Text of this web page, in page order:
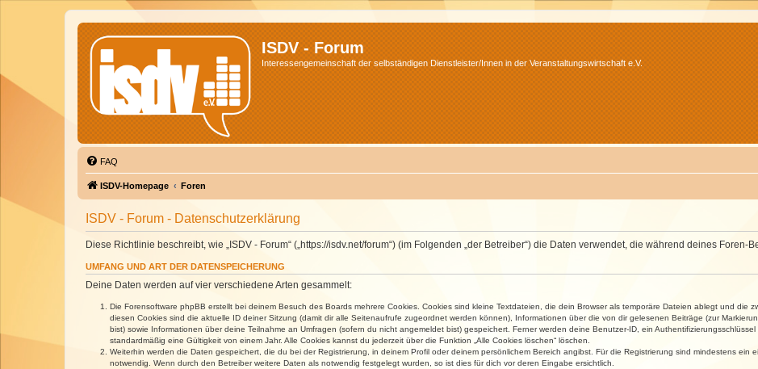
ISDV - Forum
Interessengemeinschaft der selbständigen Dienstleister/Innen in der Veranstaltungswirtschaft e.V.
FAQ
ISDV-Homepage Foren
ISDV - Forum - Datenschutzerklärung
Diese Richtlinie beschreibt, wie „ISDV - Forum“ („https://isdv.net/forum“) (im Folgenden „der Betreiber“) die Daten verwendet, die während deines Foren-
UMFANG UND ART DER DATENSPEICHERUNG
Deine Daten werden auf vier verschiedene Arten gesammelt:
Die Forensoftware phpBB erstellt bei deinem Besuch des Boards mehrere Cookies. Cookies sind kleine Textdateien, die dein Browser als temporäre Dateien ablegt und die
diesen Cookies sind die aktuelle ID deiner Sitzung (damit dir alle Seitenaufrufe zugeordnet werden können), Informationen über die von dir gelesenen Beiträge (zur
bist) sowie Informationen über deine Teilnahme an Umfragen (sofern du nicht angemeldet bist) gespeichert. Ferner werden deine Benutzer-ID, ein
standardmäßig eine Gültigkeit von einem Jahr. Alle Cookies kannst du jederzeit über die Funktion „Alle Cookies löschen“ löschen.
Weiterhin werden die Daten gespeichert, die du bei der Registrierung, in deinem Profil oder deinem persönlichem Bereich angibst. Für die Registrierung sind mindestens ein
notwendig. Wenn durch den Betreiber weitere Daten als notwendig festgelegt wurden, so ist dies für dich vor deren Eingabe ersichtlich.